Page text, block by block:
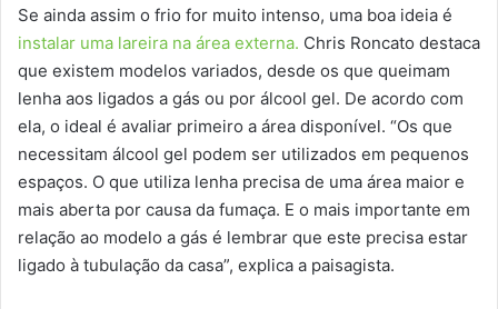
Se ainda assim o frio for muito intenso, uma boa ideia é
instalar uma lareira na área externa. Chris Roncato destaca
que existem modelos variados, desde os que queimam
lenha aos ligados a gás ou por álcool gel. De acordo com
ela, o ideal é avaliar primeiro a área disponível. “Os que
necessitam álcool gel podem ser utilizados em pequenos
espaços. O que utiliza lenha precisa de uma área maior e
mais aberta por causa da fumaça. E o mais importante em
relação ao modelo a gás é lembrar que este precisa estar
ligado à tubulação da casa”, explica a paisagista.